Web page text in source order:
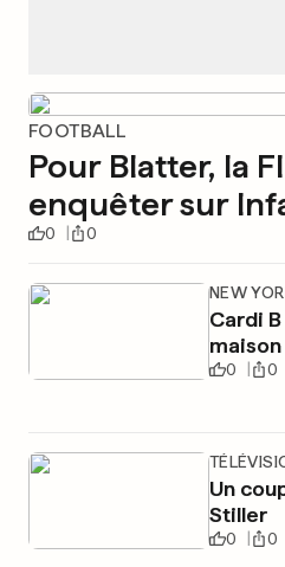
FOOTBALL
Pour Blatter, la
enquêter sur
0 0
NEW
Cardi
maison
0 0
Un
Stiller
0 0